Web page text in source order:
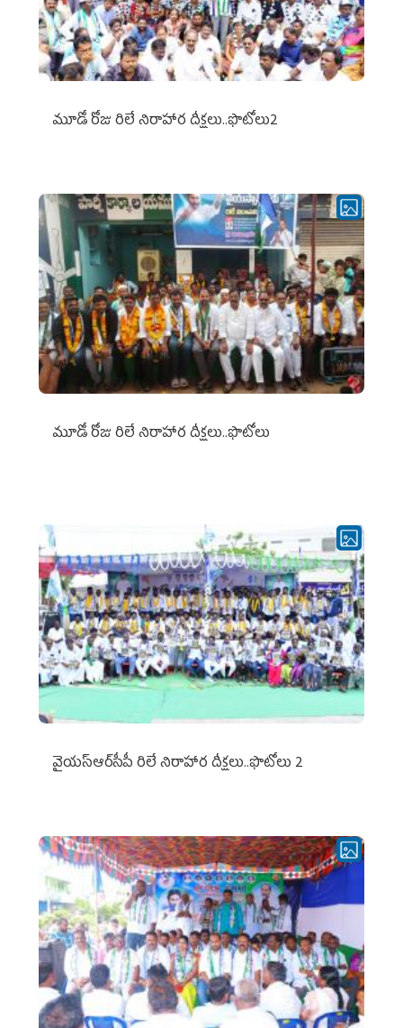
మూడో రోజు రిలే నిరాహార దీక్షలు..ఫొటోలు2
మూడో రోజు రిలే నిరాహార దీక్షలు..ఫొటోలు
వైయ‌స్ఆర్‌సీపీ రిలే నిరాహార దీక్షలు..ఫొటోలు 2